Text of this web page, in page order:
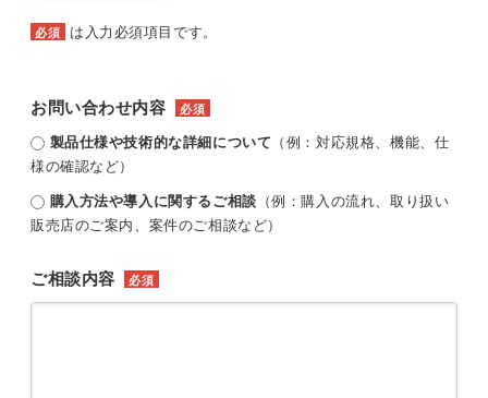
必須 は入力必須項目です。
お問い合わせ内容 必須
製品仕様や技術的な詳細について （例：対応規格、機能、仕
様の確認など）
購入方法や導入に関するご相談 （例：購入の流れ、取り扱い
販売店のご案内、案件のご相談など）
ご相談内容 必須